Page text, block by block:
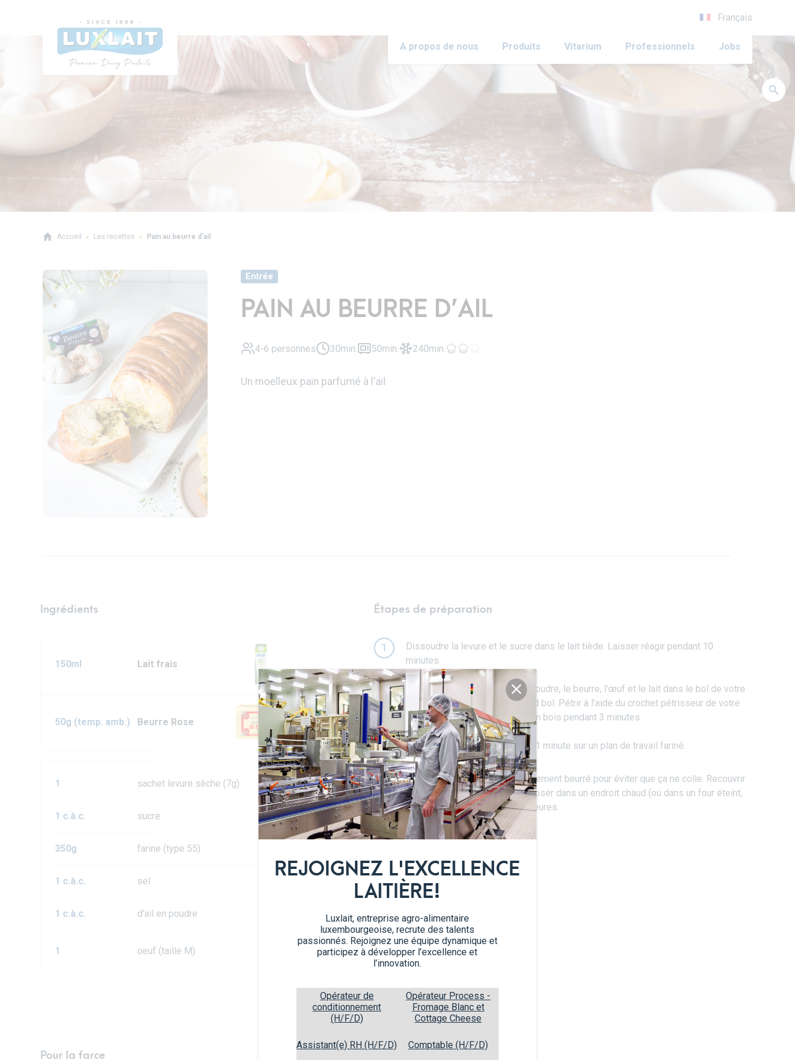
Français
A propos de nous Produits Vitarium Professionnels Jobs
REJOIGNEZ L'EXCELLENCE
LAITIÈRE!
Luxlait, entreprise agro-alimentaire
luxembourgeoise, recrute des talents
passionnés. Rejoignez une équipe dynamique et
participez à développer l’excellence et
l’innovation.
Opérateur de
conditionnement
(H/F/D)
Opérateur Process -
Fromage Blanc et
Cottage Cheese
Assistant(e) RH (H/F/D) Comptable (H/F/D)
Accueil Les recettes Pain au beurre d’ail
Entrée
PAIN AU BEURRE D’AIL
4-6 personnes 30min. 50min. 240min.
Un moelleux pain parfumé à l'ail
Ingrédients
150ml Lait frais
50g (temp. amb.) Beurre Rose
1 sachet levure sèche (7g)
1 c.à.c. sucre
350g farine (type 55)
1 c.à.c. sel
1 c.à.c. d'ail en poudre
1 oeuf (taille M)
Étapes de préparation
1
Dissoudre la levure et le sucre dans le lait tiède. Laisser réagir pendant 10
minutes.
2
Ajouter la farine, le sel, l’ail en poudre, le beurre, l'œuf et le lait dans le bol de votre
robot pâtissier ou dans un grand bol. Pétrir à l’aide du crochet pétrisseur de votre
robot ou à l’aide d’une cuillère en bois pendant 3 minutes.
3 Pétrir la pâte à la main pendant 1 minute sur un plan de travail fariné.
4
Placer la pâte dans un bol légèrement beurré pour éviter que ça ne colle. Recouvrir
d’un essui propre et laisser reposer dans un endroit chaud (ou dans un four éteint,
préchauffé à 50°C) pendant 2 heures.
Pour la farce